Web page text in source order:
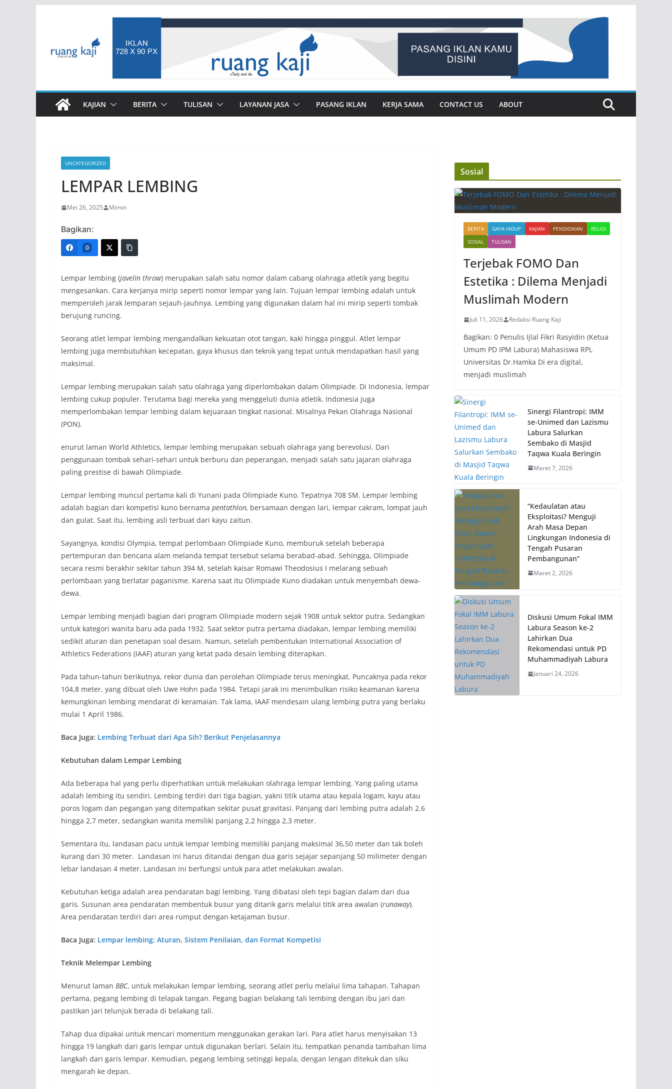
KAJIAN BERITA TULISAN LAYANAN JASA PASANG IKLAN KERJA SAMA CONTACT US ABOUT
UNCATEGORIZED
LEMPAR LEMBING
Mei 26, 2025 Mimin
Bagikan:
0
Lempar lembing (javelin throw) merupakan salah satu nomor dalam cabang olahraga atletik yang begitu
mengesankan. Cara kerjanya mirip seperti nomor lempar yang lain. Tujuan lempar lembing adalah untuk
memperoleh jarak lemparan sejauh-jauhnya. Lembing yang digunakan dalam hal ini mirip seperti tombak
berujung runcing.
Seorang atlet lempar lembing mengandalkan kekuatan otot tangan, kaki hingga pinggul. Atlet lempar
lembing juga membutuhkan kecepatan, gaya khusus dan teknik yang tepat untuk mendapatkan hasil yang
maksimal.
Lempar lembing merupakan salah satu olahraga yang diperlombakan dalam Olimpiade. Di Indonesia, lempar
lembing cukup populer. Terutama bagi mereka yang menggeluti dunia atletik. Indonesia juga
memperlombakan lempar lembing dalam kejuaraan tingkat nasional. Misalnya Pekan Olahraga Nasional
(PON).
enurut laman World Athletics, lempar lembing merupakan sebuah olahraga yang berevolusi. Dari
penggunaan tombak sehari-sehari untuk berburu dan peperangan, menjadi salah satu jajaran olahraga
paling prestise di bawah Olimpiade.
Lempar lembing muncul pertama kali di Yunani pada Olimpiade Kuno. Tepatnya 708 SM. Lempar lembing
adalah bagian dari kompetisi kuno bernama pentathlon, bersamaan dengan lari, lempar cakram, lompat jauh
dan gulat. Saat itu, lembing asli terbuat dari kayu zaitun.
Sayangnya, kondisi Olympia, tempat perlombaan Olimpiade Kuno, memburuk setelah beberapa
pertempuran dan bencana alam melanda tempat tersebut selama berabad-abad. Sehingga, Olimpiade
secara resmi berakhir sekitar tahun 394 M, setelah kaisar Romawi Theodosius I melarang sebuah
perlombaan yang berlatar paganisme. Karena saat itu Olimpiade Kuno diadakan untuk menyembah dewa-
dewa.
Lempar lembing menjadi bagian dari program Olimpiade modern sejak 1908 untuk sektor putra. Sedangkan
untuk kategori wanita baru ada pada 1932. Saat sektor putra pertama diadakan, lempar lembing memiliki
sedikit aturan dan penetapan soal desain. Namun, setelah pembentukan International Association of
Athletics Federations (IAAF) aturan yang ketat pada desain lembing diterapkan.
Pada tahun-tahun berikutnya, rekor dunia dan perolehan Olimpiade terus meningkat. Puncaknya pada rekor
104,8 meter, yang dibuat oleh Uwe Hohn pada 1984. Tetapi jarak ini menimbulkan risiko keamanan karena
kemungkinan lembing mendarat di keramaian. Tak lama, IAAF mendesain ulang lembing putra yang berlaku
mulai 1 April 1986.
Baca Juga: Lembing Terbuat dari Apa Sih? Berikut Penjelasannya
Kebutuhan dalam Lempar Lembing
Ada beberapa hal yang perlu diperhatikan untuk melakukan olahraga lempar lembing. Yang paling utama
adalah lembing itu sendiri. Lembing terdiri dari tiga bagian, yakni titik utama atau kepala logam, kayu atau
poros logam dan pegangan yang ditempatkan sekitar pusat gravitasi. Panjang dari lembing putra adalah 2,6
hingga 2,7 meter, sedangkan wanita memiliki panjang 2,2 hingga 2,3 meter.
Sementara itu, landasan pacu untuk lempar lembing memiliki panjang maksimal 36,50 meter dan tak boleh
kurang dari 30 meter. Landasan ini harus ditandai dengan dua garis sejajar sepanjang 50 milimeter dengan
lebar landasan 4 meter. Landasan ini berfungsi untuk para atlet melakukan awalan.
Kebutuhan ketiga adalah area pendaratan bagi lembing. Yang dibatasi oleh tepi bagian dalam dari dua
garis. Susunan area pendaratan membentuk busur yang ditarik garis melalui titik area awalan (runaway).
Area pendaratan terdiri dari area rumput dengan ketajaman busur.
Baca Juga: Lempar lembing: Aturan, Sistem Penilaian, dan Format Kompetisi
Teknik Melempar Lembing
Menurut laman BBC, untuk melakukan lempar lembing, seorang atlet perlu melalui lima tahapan. Tahapan
pertama, pegang lembing di telapak tangan. Pegang bagian belakang tali lembing dengan ibu jari dan
pastikan jari telunjuk berada di belakang tali.
Tahap dua dipakai untuk mencari momentum menggunakan gerakan lari. Para atlet harus menyisakan 13
hingga 19 langkah dari garis lempar untuk digunakan berlari. Selain itu, tempatkan penanda tambahan lima
langkah dari garis lempar. Kemudian, pegang lembing setinggi kepala, dengan lengan ditekuk dan siku
mengarah ke depan.
Sosial
BERITA GAYA HIDUP KAJIAN PENDIDIKAN
RELIGI
SOSIAL
TULISAN
Terjebak FOMO Dan
Estetika : Dilema Menjadi
Muslimah Modern
Juli 11, 2026 Redaksi Ruang Kaji
Bagikan: 0 Penulis Ijlal Fikri Rasyidin (Ketua
Umum PD IPM Labura) Mahasiswa RPL
Universitas Dr.Hamka Di era digital,
menjadi muslimah
Sinergi Filantropi: IMM
se-Unimed dan Lazismu
Labura Salurkan
Sembako di Masjid
Taqwa Kuala Beringin
Maret 7, 2026
“Kedaulatan atau
Eksploitasi? Menguji
Arah Masa Depan
Lingkungan Indonesia di
Tengah Pusaran
Pembangunan”
Maret 2, 2026
Diskusi Umum Fokal IMM
Labura Season ke-2
Lahirkan Dua
Rekomendasi untuk PD
Muhammadiyah Labura
Januari 24, 2026